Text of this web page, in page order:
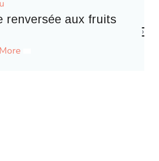
Gâteau
Gaufres comme à la fête ›